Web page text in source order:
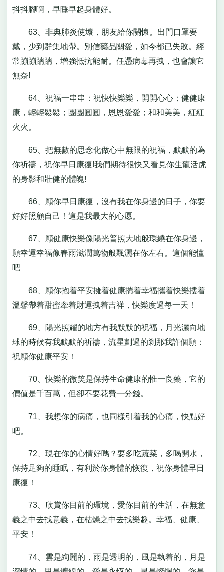
抖抖腳啊，早睡早起身體好。
63、非典肺炎使壞，朋友給你關懷。出門口罩要
戴，少到群集地帶。別信藥品關愛，如今都已失敗。經
常蹦蹦踹踹，增強抵抗能耐。任憑病毒再拽，也會讓它
無奈!
64、祝福一串串：祝快快樂樂，開開心心；健健康
康，輕輕鬆鬆；團團圓圓，恩恩愛愛；和和美美，紅紅
火火。
65、把無數的思念化做心中無限的祝福，默默的為
你祈禱，祝你早日康復!我們期待很快又看見你生龍活虎
的身影和壯健的體魄!
66、願你早日康復，沒有我在你身邊的日子，你要
好好照顧自己！這是我最大的心愿。
67、願健康快樂像陽光普照大地般環繞在你身邊，
願幸運幸福像春雨滋潤萬物般飄灑在你左右。這個能懂
吧
68、願你抱着平安擁着健康揣着幸福攜着快樂摟着
溫馨帶着甜蜜牽着財運拽着吉祥，快樂度過每一天！
69、陽光照耀的地方有我默默的祝福，月光灑向地
球的時候有我默默的祈禱，流星劃過的剎那我許個願：
祝願你健康平安！
70、快樂的微笑是保持生命健康的惟一良藥，它的
價值是千百萬，但卻不要花費一分錢。
71、我想你的病痛，也同樣引着我的心痛，快點好
吧。
72、現在你的心情好嗎？要多吃蔬菜，多喝開水，
保持足夠的睡眠，有利於你身體的恢復，祝你身體早日
康復！
73、欣賞你目前的環境，愛你目前的生活，在無意
義之中去找意義，在枯燥之中去找樂趣。幸福、健康、
平安！
74、雲是絢麗的，雨是透明的，風是執着的，月是